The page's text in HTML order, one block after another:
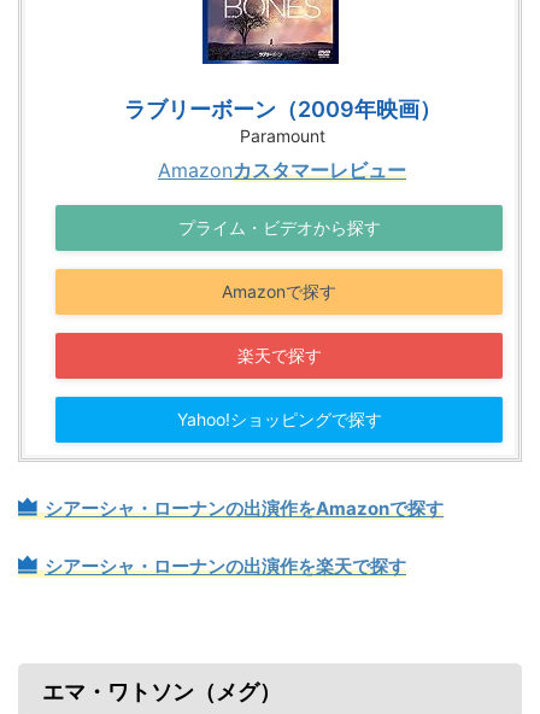
ラブリーボーン（2009年映画）
Paramount
Amazonカスタマーレビュー
プライム・ビデオから探す
Amazonで探す
楽天で探す
Yahoo!ショッピングで探す
シアーシャ・ローナンの出演作をAmazonで探す
シアーシャ・ローナンの出演作を楽天で探す
エマ・ワトソン（メグ）